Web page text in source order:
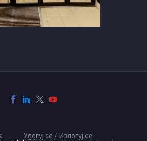
Улогуј се / Излогуј се